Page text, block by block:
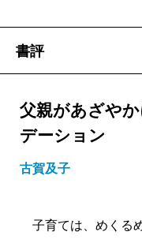
書評
父親があざや
デーション
古賀及子
子育ては、めくる